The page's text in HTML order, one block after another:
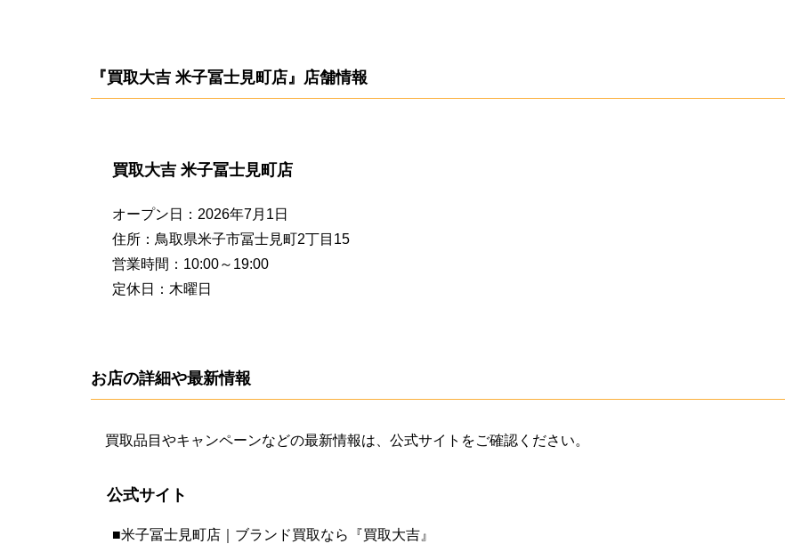
『買取大吉 米子冨士見町店』店舗情報
買取大吉 米子冨士見町店
オープン日：2026年7月1日
住所：鳥取県米子市冨士見町2丁目15
営業時間：10:00～19:00
定休日：木曜日
お店の詳細や最新情報
買取品目やキャンペーンなどの最新情報は、公式サイトをご確認ください。
公式サイト
■米子冨士見町店｜ブランド買取なら『買取大吉』